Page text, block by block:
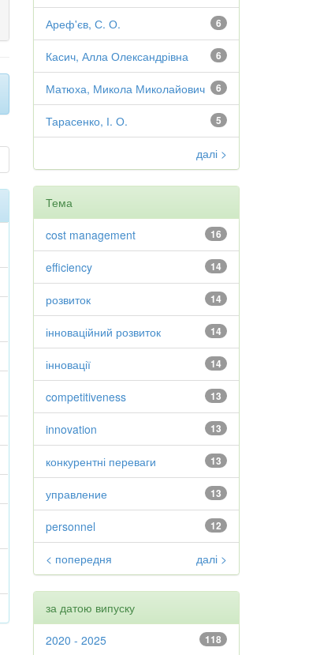
6
Ареф'єв, С. О.
6
Касич, Алла Олександрівна
6
Матюха, Микола Миколайович
5
Тарасенко, І. О.
далі >
Тема
16
cost management
14
efficiency
14
розвиток
14
інноваційний розвиток
14
інновації
13
competitiveness
13
innovation
13
конкурентні переваги
13
управление
12
personnel
< попередня далі >
за датою випуску
118
2020 - 2025